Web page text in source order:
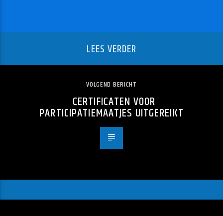
LEES VERDER
VOLGEND BERICHT
CERTIFICATEN VOOR
PARTICIPATIEMAATJES UITGEREIKT